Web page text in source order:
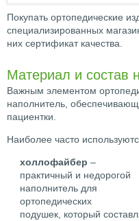
Покупать ортопедические
специализированных
них сертификат качества.
Материал и состав
Важным элементом
наполнитель,
пациентки.
Наиболее часто
холлофайбер –
практичный и недорогой
наполнитель для
ортопедических
подушек, который